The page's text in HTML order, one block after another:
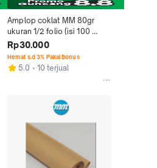
Amplop coklat MM 80gr
ukuran 1/2 folio (isi 100
lembar)
Rp30.000
Hemat s.d 3% Pakai Bonus
5.0 10 terjual